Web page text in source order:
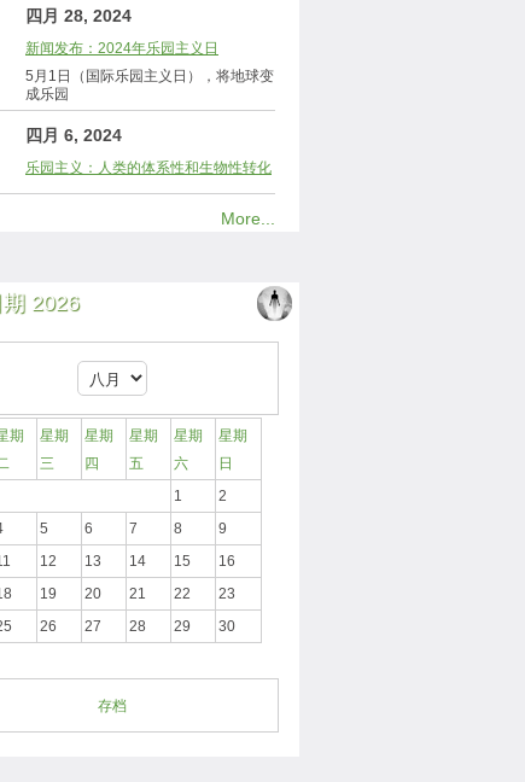
四月 28, 2024
新闻发布：2024年乐园主义日
5月1日（国际乐园主义日），将地球变
成乐园
四月 6, 2024
乐园主义：人类的体系性和生物性转化
More...
2026
期
星期
三
星期
四
星期
五
星期
六
星期
日
1
2
5 6 7 8
9
12 13 14 15
16
19 20 21 22
23
26 27 28 29
30
存档